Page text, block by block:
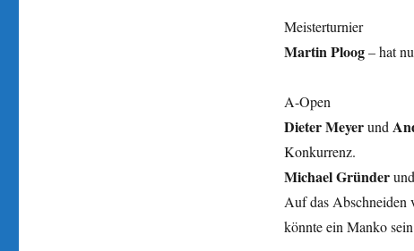
Meisterturnier
Martin Ploog– hat
A-Open
Dieter Meyerund
Konkurrenz.
Michael Gründerund
Auf das Abschneiden
könnte ein Manko